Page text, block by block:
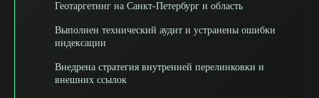
Геотаргетинг на Санкт-Петербург и область
Выполнен технический аудит и устранены ошибки
индексации
Внедрена стратегия внутренней перелинковки и
внешних ссылок